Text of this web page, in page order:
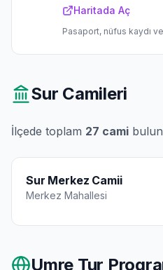
Haritada Aç
Pasaport, nüfus kaydı
Sur Camileri
İlçede toplam 27 cami
Sur Merkez Camii
Merkez Mahallesi
Umre Tur